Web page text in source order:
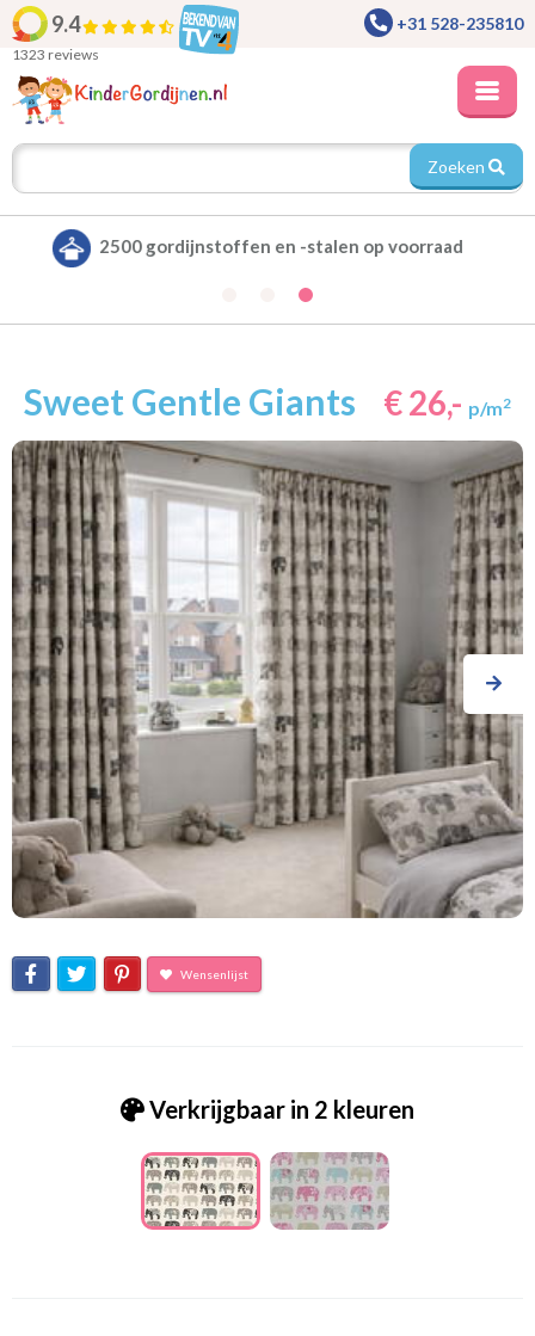
9.4
1323 reviews
+31 528-235810
Zoeken
Alle gordijnen verduisterend leverbaar
Sweet Gentle Giants € 26,- p/m2
Wensenlijst
Verkrijgbaar in 2 kleuren